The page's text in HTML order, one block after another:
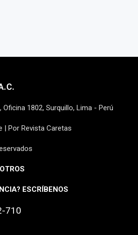
Oficina 1802, Surquillo, Lima - Perú
| Por Revista Caretas
ESCRÍBENOS
710